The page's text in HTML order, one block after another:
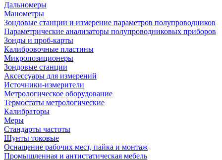
Дальномеры
Манометры
Зондовые станции и измерение параметров полупроводников
Параметрические анализаторы полупроводниковых приборов
Зонды и проб-карты
Калибровочные пластины
Микропозиционеры
Зондовые станции
Аксессуары для измерений
Источники-измерители
Метрологическое оборудование
Термостаты метрологические
Калибраторы
Меры
Стандарты частоты
Шунты токовые
Оснащение рабочих мест, пайка и монтаж
Промышленная и антистатическая мебель